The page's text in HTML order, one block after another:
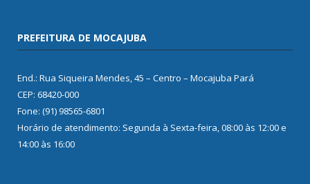
PREFEITURA DE MOCAJUBA
End.: Rua Siqueira Mendes, 45 – Centro – Mocajuba Pará
CEP: 68420-000
Fone: (91) 98565-6801
Horário de atendimento: Segunda à Sexta-feira, 08:00 às 12:00 e
14:00 às 16:00